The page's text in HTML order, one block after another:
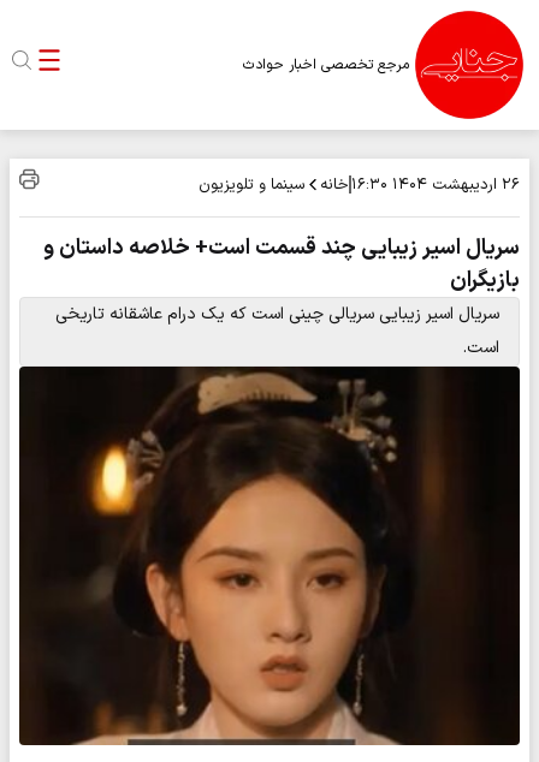
مرجع تخصصی اخبار حوادث
۲۶ اردیبهشت ۱۴۰۴ ۱۶:۳۰ خانه سینما و تلویزیون
سریال اسیر زیبایی چند قسمت است+ خلاصه داستان و
بازیگران
سریال اسیر زیبایی سریالی چینی است که یک درام عاشقانه تاریخی
است.